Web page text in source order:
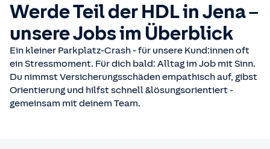
Werde Teil der HDL in Jena –
unsere Jobs im Überblick
Ein kleiner Parkplatz-Crash - für unsere Kund:innen oft
ein Stressmoment. Für dich bald: Alltag im Job mit Sinn.
Du nimmst Versicherungsschäden empathisch auf, gibst
Orientierung und hilfst schnell &lösungsorientiert -
gemeinsam mit deinem Team.